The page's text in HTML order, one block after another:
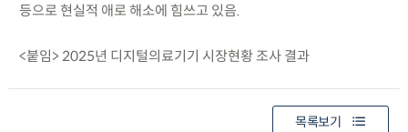
등으로 현실적 애로 해소에 힘쓰고 있음.
<붙임> 2025년 디지털의료기기 시장현황 조사 결과
목록보기